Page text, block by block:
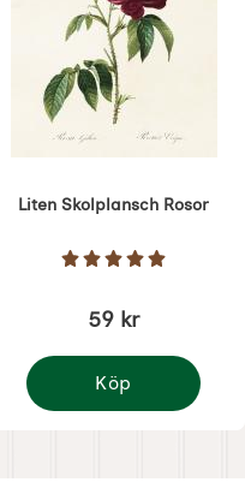
Liten Skolplansch Rosor
nr 6861 Betyg: 5 Stjärnor
59 kr
Köp
Liten Skolplansch